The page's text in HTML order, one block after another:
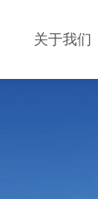
关于我们